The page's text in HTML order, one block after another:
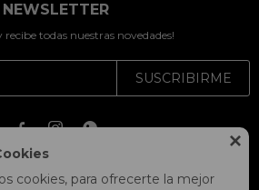

cookies, para ofrecerte la mejor
NEWSLETTER
recibe todas nuestras novedades!
SUSCRIBIRME
  